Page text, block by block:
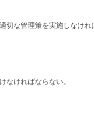
な管理策を実施しなけれ
なければならない。